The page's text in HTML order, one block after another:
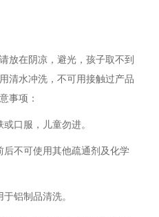
放在阴凉，避光，孩子取不到
清水冲洗，不可用接触过产品
事项：
口服，儿童勿进。
不可使用其他疏通剂及化学
铝制品清洗。